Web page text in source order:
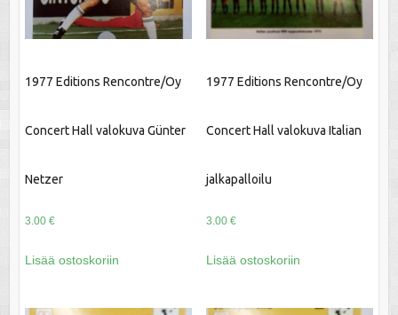
1977 Editions Rencontre/Oy
Concert Hall valokuva Günter
Netzer
3.00 €
Lisää ostoskoriin
1977 Editions Rencontre/Oy
Concert Hall valokuva Italian
jalkapalloilu
3.00 €
Lisää ostoskoriin